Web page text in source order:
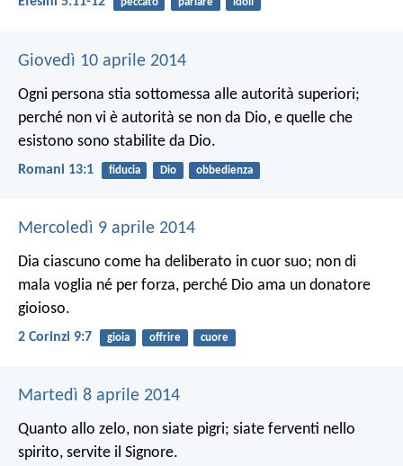
peccato parlare idoli
Giovedì 10 aprile 2014
Ogni persona stia sottomessa alle autorità superiori;
perché non vi è autorità se non da Dio, e quelle che
esistono sono stabilite da Dio.
Romani 13:1 fiducia Dio obbedienza
Mercoledì 9 aprile 2014
Dia ciascuno come ha deliberato in cuor suo; non di
mala voglia né per forza, perché Dio ama un donatore
gioioso.
2 Corinzi 9:7 gioia offrire cuore
Martedì 8 aprile 2014
Quanto allo zelo, non siate pigri; siate ferventi nello
spirito, servite il Signore.